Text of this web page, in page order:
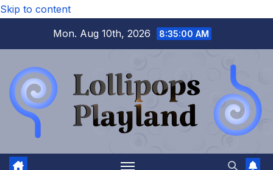
Skip to content
Mon. Aug 10th, 2026
8:35:00 AM